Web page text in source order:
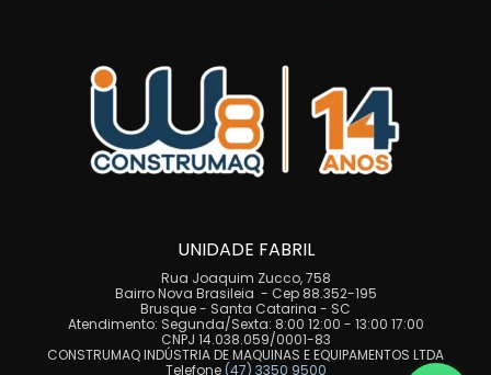
UNIDADE FABRIL
Rua Joaquim Zucco, 758
Bairro Nova Brasileia - Cep 88.352-195
Brusque - Santa Catarina - SC
Atendimento: Segunda/Sexta: 8:00 12:00 - 13:00 17:00
CNPJ 14.038.059/0001-83
CONSTRUMAQ INDÚSTRIA DE MAQUINAS E EQUIPAMENTOS LTDA
Telefone (47) 3350 9500